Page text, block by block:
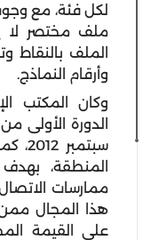
لكل فئة، مع
الملف
وأرقام النماذج.
وكان المكتب
الدورة الأولى
المنطقة،
ممارسات
هذا المجال ممن
على القيمة